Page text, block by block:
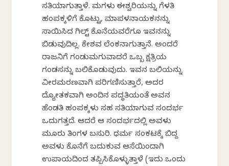
ಸತಿಯಾಗುತ್ತಾಳೆ. ಮಗಳು ಈಶ್ವರಿಯನ್ನು ಗೆಳತಿ
ಹಂಪಕ್ಕಳಿಗೆ ಕೊಟ್ಟು, ಮಾಪಳನಾಯಕನನ್ನು
ಸಾಯಿಸಿದ ಗಿಲ್ಟ್ ಕೊನೆಯವರೆಗೂ ಇವನನ್ನು
ಬಿಡುವುದಿಲ್ಲ. ಕೇಶವ ಲೆಂಕನಾಗುತ್ತಾನೆ. ಅಂದರೆ
ರಾಜನಿಗೆ ಗಂಡುಮಗುವಾದರೆ ಒಬ್ಬ ಕ್ಷತ್ರಿಯ
ಗಂಡಸನ್ನು ಬಲಿಕೊಡುವುದು. ಇವನ ಬಲಿಯನ್ನು
ವೀರಮರಣವಾಗಿ ಪರಿಗಣಿಸುತ್ತಾರೆ, ಅದರ
ದ್ಯೋತಕವಾಗಿ ಅಂದಿನ ಪದ್ಧತಿಯಂತೆ ಅವನ
ಹೆಂಡತಿ ಹಂಪಕ್ಕಳು ಸಹ ಸತಿಯಾಗುವ ಸಂದರ್ಭ
ಒದುಗತ್ತದೆ. ಆದರೆ ಆ ಸಂದರ್ಭದಲ್ಲಿ ಅವಳು
ಮೂರು ತಿಂಗಳ ಬಸುರಿ. ಧರ್ಮ ಸಂಕಟಕ್ಕೆ ಬಿದ್ದ
ಅವಳು ಕೊನೆಗೆ ಬದುಕುವ ಆಸೆಯಿಂದಾಗಿ
ಉಪಾಯದಿಂದ ತಪ್ಪಿಸಿಕೊಳ್ಳುತ್ತಾಳೆ (ಇದು ಒಂದು